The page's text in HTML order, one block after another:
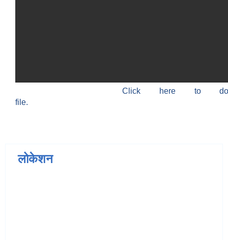
Click here to
file.
लोकेशन